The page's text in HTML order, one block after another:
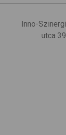
Inno-
utca